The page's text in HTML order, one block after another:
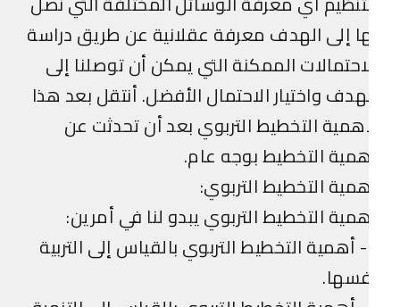
إلى الهدف معرفة عقلانية عن طريق دراسة
الممكنة التي يمكن أن توصلنا إلى
واختيار الاحتمال الأفضل. أنتقل بعد هذا
التخطيط التربوي بعد أن تحدثت عن
التخطيط بوجه عام.
التخطيط التربوي:
التخطيط التربوي يبدو لنا في أمرين:
1- أهمية التخطيط التربوي بالقياس إلى التربية